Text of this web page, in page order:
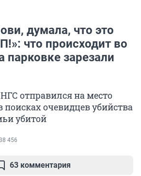
думала, что это
что происходит во
парковке зарезали
отправился на место
поисках очевидцев убийства
убитой
456
63 комментария